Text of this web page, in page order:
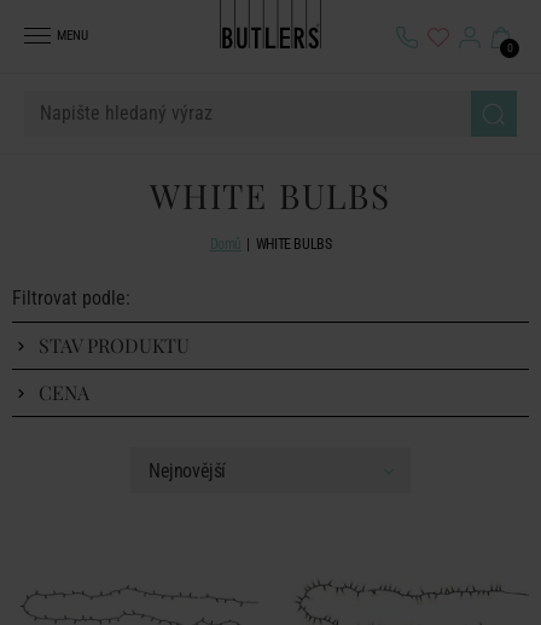
MENU
0
WHITE BULBS
Domů WHITE BULBS
Filtrovat podle:
STAV PRODUKTU
CENA